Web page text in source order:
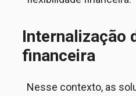
Internalização
financeira
Nesse contexto, as